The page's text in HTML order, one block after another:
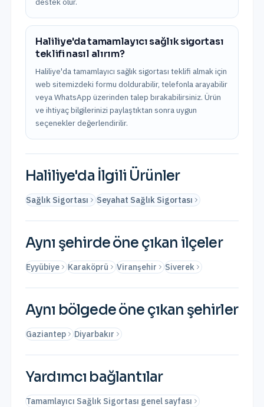
Haliliye'da tamamlayıcı sağlık sigortası
teklifi nasıl alırım?
Haliliye'da tamamlayıcı sağlık sigortası teklifi almak için
web sitemizdeki formu doldurabilir, telefonla arayabilir
veya WhatsApp üzerinden talep bırakabilirsiniz. Ürün
ve ihtiyaç bilgilerinizi paylaştıktan sonra uygun
seçenekler değerlendirilir.
Haliliye'da İlgili Ürünler
Sağlık Sigortası Seyahat Sağlık Sigortası
Aynı şehirde öne çıkan ilçeler
Eyyübiye Karaköprü Viranşehir Siverek
Aynı bölgede öne çıkan şehirler
Gaziantep Diyarbakır
Yardımcı bağlantılar
Tamamlayıcı Sağlık Sigortası genel sayfası